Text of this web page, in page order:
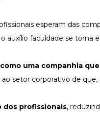
esperam das
auxílio faculdade se torna
uma companhia
setor corporativo de que,
dos profissionais,